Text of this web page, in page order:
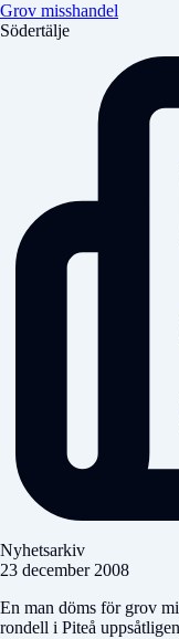
Grov misshandel
Södertälje
Nyhetsarkiv
23 december 2008
En man döms för grov
rondell i Piteå